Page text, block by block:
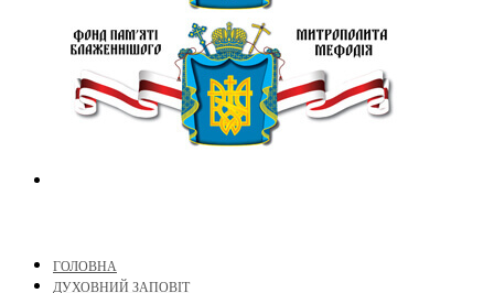
ГОЛОВНА
ДУХОВНИЙ ЗАПОВІТ